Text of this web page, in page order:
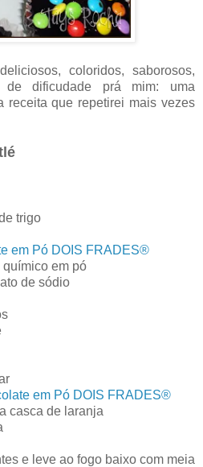
coloridos, saborosos,
dificudade prá mim: uma
receita que repetirei mais vezes
trigo
em Pó DOIS FRADES®
químico em pó
de sódio
em Pó DOIS FRADES®
casca de laranja
e leve ao fogo baixo com meia